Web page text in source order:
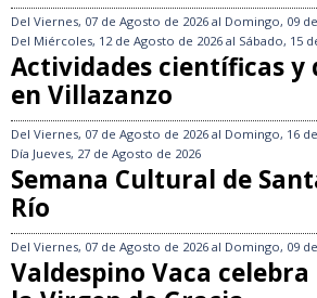
Del Viernes, 07 de Agosto de 2026 al Domingo, 09
Del Miércoles, 12 de Agosto de 2026 al Sábado, 15
Actividades científicas
en Villazanzo
Del Viernes, 07 de Agosto de 2026 al Domingo, 16
Día Jueves, 27 de Agosto de 2026
Semana Cultural de
Río
Del Viernes, 07 de Agosto de 2026 al Domingo, 09
Valdespino Vaca